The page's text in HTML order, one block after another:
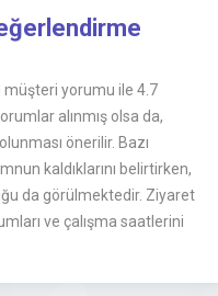
müşteri yorumu ile 4.7
alınmış olsa da,
önerilir. Bazı
kaldıklarını belirtirken,
da görülmektedir. Ziyaret
ve çalışma saatlerini